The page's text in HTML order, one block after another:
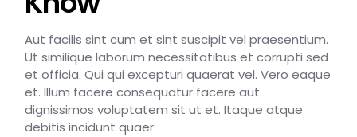
Aut facilis sint cum et sint suscipit vel praesentium.
Ut similique laborum necessitatibus et corrupti sed
et officia. Qui qui excepturi quaerat vel. Vero eaque
et. Illum facere consequatur facere aut
dignissimos voluptatem sit ut et. Itaque atque
debitis incidunt quaer